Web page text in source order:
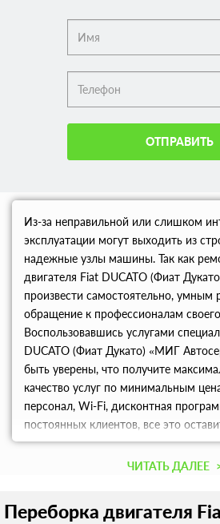
ОТПРАВИТЬ
Из-за неправильной или слишком
эксплуатации могут выходить из
надежные узлы машины. Так как
двигателя Fiat DUCATO (Фиат
произвести самостоятельно, умным
обращение к профессионалам
Воспользовавшись услугами
DUCATO (Фиат Дукато) «МИГ
быть уверены, что получите
качество услуг по минимальным
персонал, Wi-Fi, дисконтная
постоянных клиентов, все это
приятные впечатления от
ЧИТАТЬ ДАЛЕЕ
Переборка двигателя